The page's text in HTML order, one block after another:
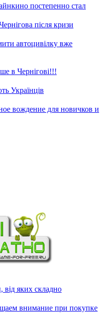
постепенно стал
після кризи
автоцивілку вже
в Чернігові!!!
Українців
вождение для новичков и
від яких складно
внимание при покупке